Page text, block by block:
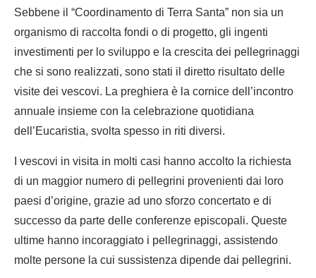
Sebbene il “Coordinamento di Terra Santa” non sia un
organismo di raccolta fondi o di progetto, gli ingenti
investimenti per lo sviluppo e la crescita dei pellegrinaggi
che si sono realizzati, sono stati il diretto risultato delle
visite dei vescovi. La preghiera è la cornice dell’incontro
annuale insieme con la celebrazione quotidiana
dell’Eucaristia, svolta spesso in riti diversi.
I vescovi in visita in molti casi hanno accolto la richiesta
di un maggior numero di pellegrini provenienti dai loro
paesi d’origine, grazie ad uno sforzo concertato e di
successo da parte delle conferenze episcopali. Queste
ultime hanno incoraggiato i pellegrinaggi, assistendo
molte persone la cui sussistenza dipende dai pellegrini.